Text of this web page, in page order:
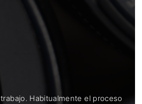
Habitualmente el proceso